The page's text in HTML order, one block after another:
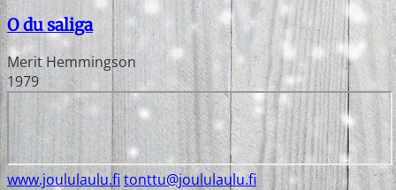
O du saliga
Merit Hemmingson
1979
www.joululaulu.fitonttu@joululaulu.fi